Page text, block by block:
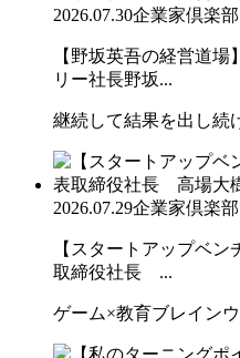
2026.07.30企業家倶楽
【野坂英吾の経営道
リー社長野坂...
継続して結果を出し続
2026.07.29企業家倶楽
【スタートアップベ
取締役社長 ...
ゲーム×教育ブレイン